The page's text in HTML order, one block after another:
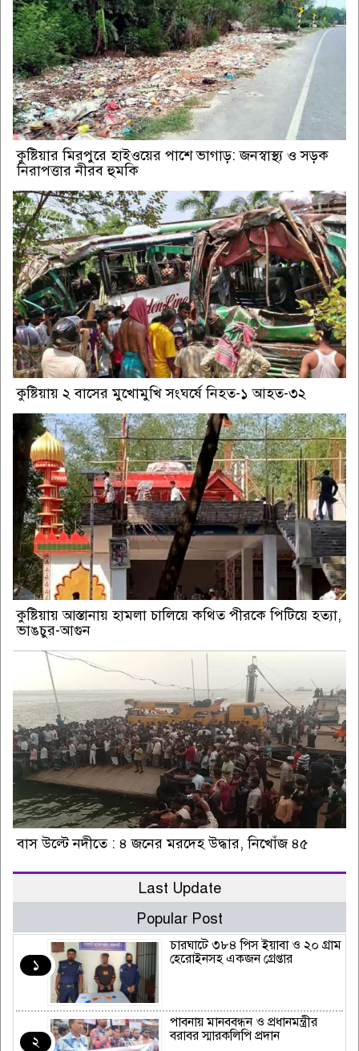
কুষ্টিয়ার মিরপুরে হাইওয়ের পাশে ভাগাড়: জনস্বাস্থ্য ও সড়ক
নিরাপত্তার নীরব হুমকি
কুষ্টিয়ায় ২ বাসের মুখোমুখি সংঘর্ষে নিহত-১ আহত-৩২
কুষ্টিয়ায় আস্তানায় হামলা চালিয়ে কথিত পীরকে পিটিয়ে হত্যা,
ভাঙচুর-আগুন
বাস উল্টে নদীতে : ৪ জনের মরদেহ উদ্ধার, নিখোঁজ ৪৫
Last Update
Popular Post
১
চারঘাটে ৩৮৪ পিস ইয়াবা ও ২০ গ্রাম
হেরোইনসহ একজন গ্রেপ্তার
২
পাবনায় মানববন্ধন ও প্রধানমন্ত্রীর
বরাবর স্মারকলিপি প্রদান